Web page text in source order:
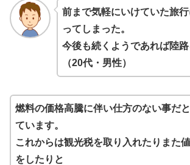
前まで気軽にいけていた旅
ってしまった。
今後も続くようであれば陸
（20代・男性）
燃料の価格高騰に伴い仕方のない事だ
ています。
これからは観光税を取り入れたりまた
をしたりと